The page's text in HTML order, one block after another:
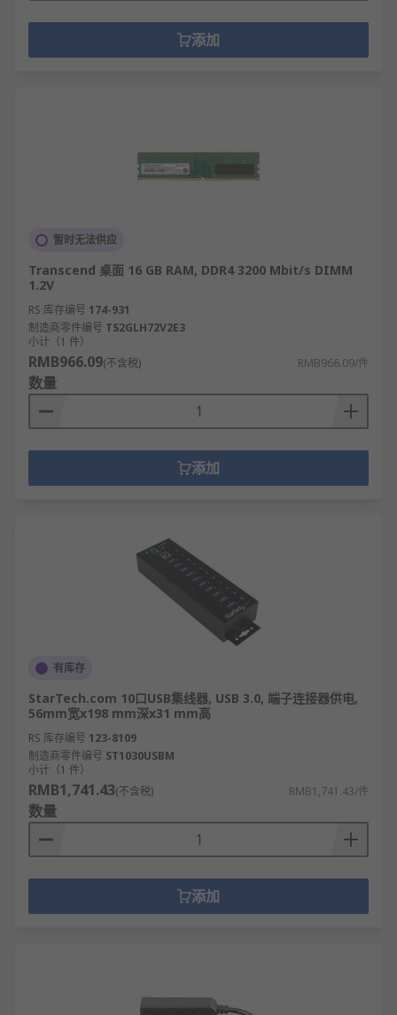
添加
暂时无法供应
Transcend 桌面 16 GB RAM, DDR4 3200 Mbit/s DIMM
1.2V
RS 库存编号 174-931
制造商零件编号 TS2GLH72V2E3
小计（1 件）
RMB966.09(不含税) RMB966.09/件
数量
添加
有库存
StarTech.com 10口USB集线器, USB 3.0, 端子连接器供电,
56mm宽x198 mm深x31 mm高
RS 库存编号 123-8109
制造商零件编号 ST1030USBM
小计（1 件）
RMB1,741.43(不含税) RMB1,741.43/件
数量
添加